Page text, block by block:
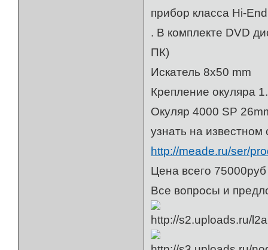
прибор класса Hi-
. В комплекте DVD
ПК)
Искатель 8x50 mm
Крепление окуляра
Окуляр 4000 SP
узнать на известном
http://meade.ru/ser/
Цена всего 75000руб
Все вопросы и